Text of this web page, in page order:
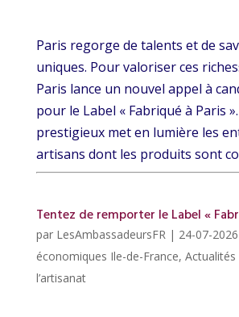
Paris regorge de talents et de
uniques. Pour valoriser ces
Paris lance un nouvel appel à
pour le Label « Fabriqué à Paris
prestigieux met en lumière les
artisans dont les produits sont
Tentez de remporter le Label «
par LesAmbassadeursFR| 24-07-2026
économiques Ile-de-France,
l’artisanat